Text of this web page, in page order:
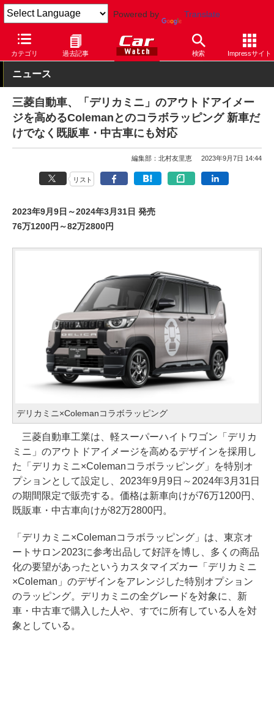
Powered by Translate
カテゴリ 過去記事 検索 Impressサイト
Car Watch 自動車 三菱自動車 デリカ ミニ
ニュース
三菱自動車、「デリカミニ」のアウトドアイメー
ジを高めるColemanとのコラボラッピング 新車だ
けでなく既販車・中古車にも対応
編集部：北村友里恵 2023年9月7日 14:44
リスト
2023年9月9日～2024年3月31日 発売
76万1200円～82万2800円
デリカミニ×Colemanコラボラッピング
三菱自動車工業は、軽スーパーハイトワゴン「デリカ
ミニ」のアウトドアイメージを高めるデザインを採用し
た「デリカミニ×Colemanコラボラッピング」を特別オ
プションとして設定し、2023年9月9日～2024年3月31日
の期間限定で販売する。価格は新車向けが76万1200円、
既販車・中古車向けが82万2800円。
「デリカミニ×Colemanコラボラッピング」は、東京オ
ートサロン2023に参考出品して好評を博し、多くの商品
化の要望があったというカスタマイズカー「デリカミニ
×Coleman」のデザインをアレンジした特別オプション
のラッピング。デリカミニの全グレードを対象に、新
車・中古車で購入した人や、すでに所有している人を対
象としている。